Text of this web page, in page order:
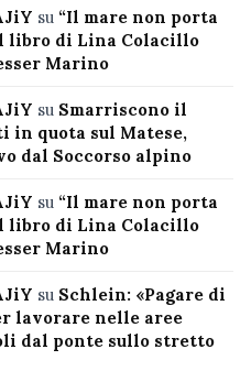
su “Il mare non porta
libro di Lina Colacillo
Marino
su Smarriscono il
in quota sul Matese,
dal Soccorso alpino
su “Il mare non porta
libro di Lina Colacillo
Marino
su Schlein: «Pagare di
lavorare nelle aree
dal ponte sullo stretto